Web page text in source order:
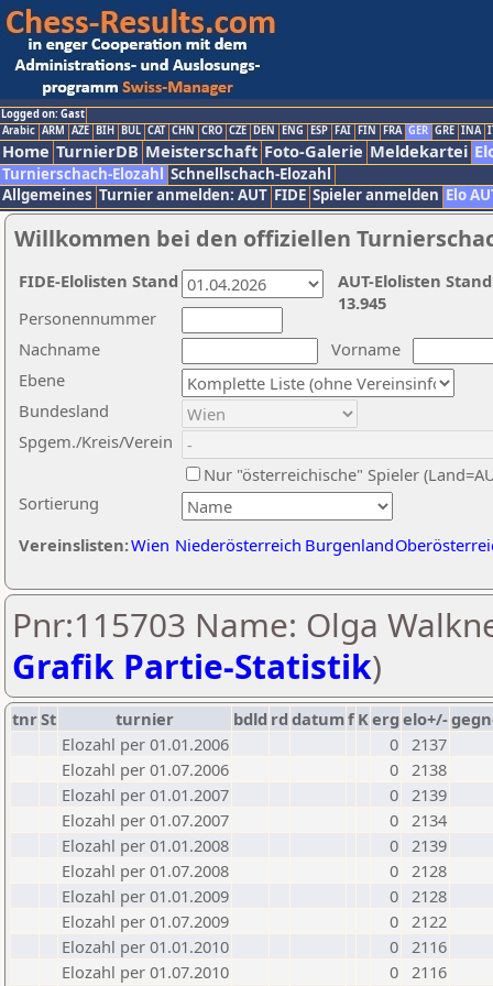
Logged on: Gast
Arabic ARM AZE BIH BUL CAT CHN CRO CZE DEN ENG ESP FAI FIN FRA GER GRE INA
Home TurnierDB Meisterschaft Foto-Galerie Meldekartei
Turnierschach-Elozahl Schnellschach-Elozahl
Allgemeines Turnier anmelden: AUT FIDE Spieler anmelden Elo
Willkommen bei den offiziellen
Nachname
Vorname
Ebene
Sortierung
Personennummer
Bundesland
Spgem./Kreis/Verein
Nur "österreichische" Spieler
Vereinslisten:Wien Niederösterreich Burgenland
AUT-Elolisten
13.945
FIDE-Elolisten Stand
Pnr:115703 Name: Olga
Grafik Partie-Statistik)
tnrSt turnier bdld rd datumf Kerg elo+/-
Elozahl per 01.01.2006
0 2137
Elozahl per 01.07.2006
0 2138
Elozahl per 01.01.2007
0 2139
Elozahl per 01.07.2007
0 2134
Elozahl per 01.01.2008
0 2139
Elozahl per 01.07.2008
0 2128
Elozahl per 01.01.2009
0 2128
Elozahl per 01.07.2009
0 2122
Elozahl per 01.01.2010
0 2116
Elozahl per 01.07.2010
0 2116